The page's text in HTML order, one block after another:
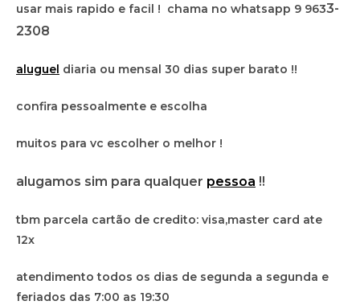
usar mais rapido e facil ! chama no whatsapp 9 9633-
2308
aluguel diaria ou mensal 30 dias super barato !!
confira pessoalmente e escolha
muitos para vc escolher o melhor !
alugamos sim para qualquer pessoa !!
tbm parcela cartão de credito: visa,master card ate
12x
atendimento todos os dias de segunda a segunda e
feriados das 7:00 as 19:30